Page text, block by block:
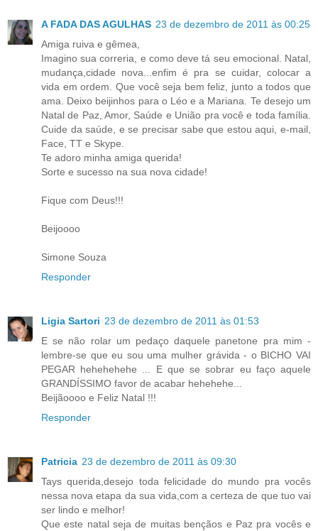
A FADA DAS AGULHAS 23 de dezembro de 2011 às 00:25
Amiga ruiva e gêmea,
Imagino sua correria, e como deve tá seu emocional. Natal,
mudança,cidade nova...enfim é pra se cuidar, colocar a
vida em ordem. Que você seja bem feliz, junto a todos que
ama. Deixo beijinhos para o Léo e a Mariana. Te desejo um
Natal de Paz, Amor, Saúde e União pra você e toda família.
Cuide da saúde, e se precisar sabe que estou aqui, e-mail,
Face, TT e Skype.
Te adoro minha amiga querida!
Sorte e sucesso na sua nova cidade!
Fique com Deus!!!
Beijoooo
Simone Souza
Responder
Ligia Sartori 23 de dezembro de 2011 às 01:53
E se não rolar um pedaço daquele panetone pra mim -
lembre-se que eu sou uma mulher grávida - o BICHO VAI
PEGAR hehehehehe ... E que se sobrar eu faço aquele
GRANDÍSSIMO favor de acabar hehehehe...
Beijãoooo e Feliz Natal !!!
Responder
Patricia 23 de dezembro de 2011 às 09:30
Tays querida,desejo toda felicidade do mundo pra vocês
nessa nova etapa da sua vida,com a certeza de que tuo vai
ser lindo e melhor!
Que este natal seja de muitas bençãos e Paz pra vocês e